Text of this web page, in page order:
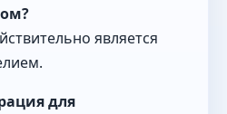
является
для